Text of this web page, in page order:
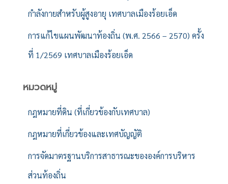
กำลังกายสำหรับผู้สูงอายุ เทศบาลเมืองร้อยเอ็ด
การแก้ไขแผนพัฒนาท้องถิ่น (พ.ศ. 2566 – 2570) ครั้ง
ที่ 1/2569 เทศบาลเมืองร้อยเอ็ด
หมวดหมู่
กฎหมายที่ดิน (ที่เกี่ยวข้องกับเทศบาล)
กฎหมายที่เกี่ยวข้องและเทศบัญญัติ
การจัดมาตรฐานบริการสาธารณะขององค์การบริหาร
ส่วนท้องถิ่น